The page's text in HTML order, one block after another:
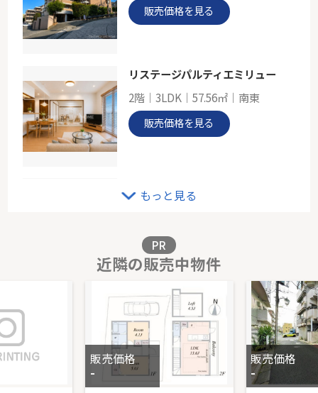
51.04㎡
東京都世田谷区南烏山３丁目
販売価格を見る
リステージパルティエミリュー
2階｜3LDK｜57.56㎡｜南東
販売価格を見る
販売価格を見る
アルス横浜台町
3階｜2LDK｜56.48㎡｜東
販売価格を見る
もっと見る
PR
近隣の販売中物件
販売価格
-
販売価格
-